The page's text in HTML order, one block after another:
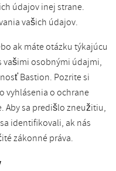
údajov inej strane.
vašich údajov.
ak máte otázku týkajúcu
vašimi osobnými údajmi,
Bastion. Pozrite si
vyhlásenia o ochrane
Aby sa predišlo zneužitiu,
identifikovali, ak nás
zákonné práva.